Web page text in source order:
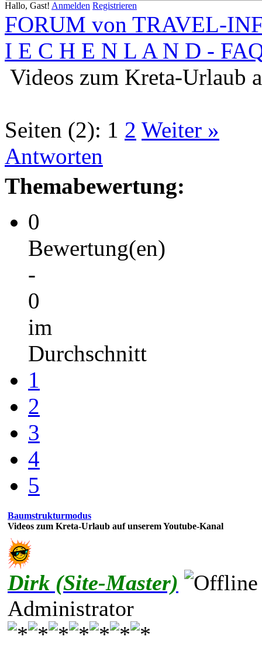
Hallo, Gast! Anmelden Registrieren
FORUM von TRAVEL-
I E C H E N L A N D -
Videos zum Kreta-Urlaub
Seiten (2): 1 2 Weiter »
Antworten
Themabewertung:
0
Bewertung(en)
-
0
im
Durchschnitt
1
2
3
4
5
Baumstrukturmodus
Videos zum Kreta-Urlaub auf unserem Youtube-Kanal
Dirk (Site-Master)
Administrator